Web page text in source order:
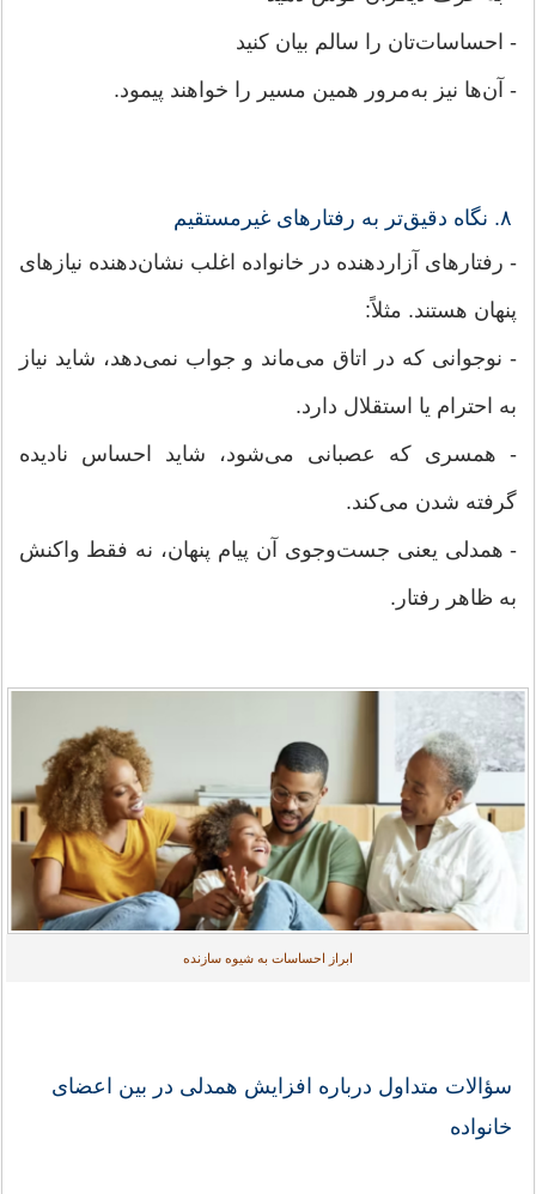
- احساسات‌تان را سالم بیان کنید
- آن‌ها نیز به‌مرور همین مسیر را خواهند پیمود.
۸. نگاه دقیق‌تر به رفتارهای غیرمستقیم
- رفتارهای آزاردهنده در خانواده اغلب نشان‌دهنده نیازهای
پنهان هستند. مثلاً:
- نوجوانی که در اتاق می‌ماند و جواب نمی‌دهد، شاید نیاز
به احترام یا استقلال دارد.
- همسری که عصبانی می‌شود، شاید احساس نادیده
گرفته شدن می‌کند.
- همدلی یعنی جست‌وجوی آن پیام پنهان، نه فقط واکنش
به ظاهر رفتار.
ابراز احساسات به شیوه سازنده
سؤالات متداول درباره افزایش همدلی در بین اعضای
خانواده